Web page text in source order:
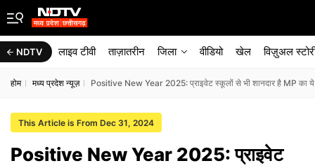
NDTV लाइव टीवी ताज़ातरीन जिला वीडियो खेल विज़ुअल
होम मध्य प्रदेश न्यूज़ Positive New Year 2025: प्राइवेट स्कूलों से भी शानदार है MP का
This Article is From Dec 31, 2024
Positive New Year 2025: प्राइवेट